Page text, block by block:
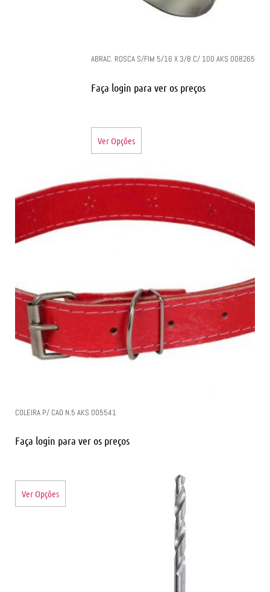
ABRAC. ROSCA S/FIM 5/16 X 3/8 C/ 100 AKS 008265
Faça login para ver os preços
Ver Opções
COLEIRA P/ CAO N.5 AKS 005541
Faça login para ver os preços
Ver Opções